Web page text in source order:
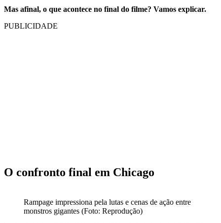
Mas afinal, o que acontece no final do filme? Vamos explicar.
PUBLICIDADE
O confronto final em Chicago
Rampage impressiona pela lutas e cenas de ação entre
monstros gigantes (Foto: Reprodução)